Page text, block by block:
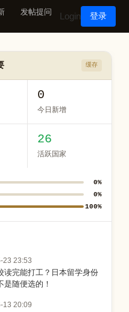
发帖提问 Login 登录
缓存
0
今日新增
26
活跃国家
0%
0%
100%
23 23:53
读完能打工？日本留学身份
是随便选的！
13 20:09